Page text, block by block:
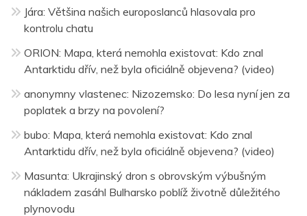
Jára: Většina našich europoslanců hlasovala pro
kontrolu chatu
ORION: Mapa, která nemohla existovat: Kdo znal
Antarktidu dřív, než byla oficiálně objevena? (video)
anonymny vlastenec: Nizozemsko: Do lesa nyní jen za
poplatek a brzy na povolení?
bubo: Mapa, která nemohla existovat: Kdo znal
Antarktidu dřív, než byla oficiálně objevena? (video)
Masunta: Ukrajinský dron s obrovským výbušným
nákladem zasáhl Bulharsko poblíž životně důležitého
plynovodu